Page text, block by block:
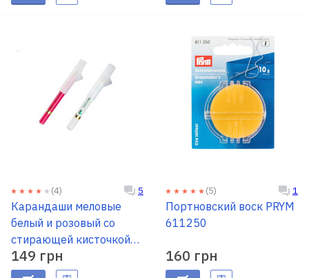
(4) 5
Карандаши меловые
белый и розовый со
стирающей кисточкой
PRYM 611627
149 грн
(5) 1
Портновский воск PRYM
611250
160 грн